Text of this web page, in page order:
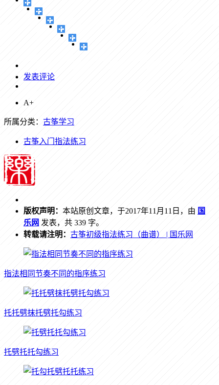
发表评论
A+
所属分类： 古筝学习
古筝入门指法练习
版权声明： 本站原创文章，于2017年11月11日，由 国
乐网 发表，共 339 字。
转载请注明： 古筝初级指法练习（曲谱） | 国乐网
指法相同节奏不同的指序练习
托托劈抹托劈托勾练习
托劈托托勾练习